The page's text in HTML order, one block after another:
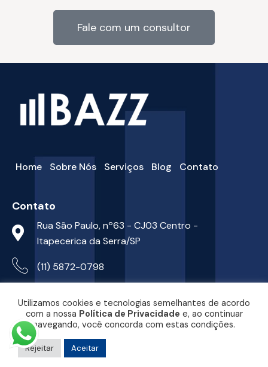
Fale com um consultor
Home Sobre Nós Serviços Blog Contato
Contato
Rua São Paulo, nº63 - CJ03 Centro -
Itapecerica da Serra/SP
(11) 5872-0798
Redes sociais
Política de privacidade
Utilizamos cookies e tecnologias semelhantes de acordo
com a nossa Política de Privacidade e, ao continuar
navegando, você concorda com estas condições.
Rejeitar Aceitar